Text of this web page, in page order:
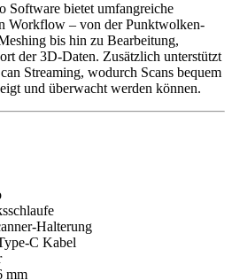
Software bietet umfangreiche
Workflow – von der Punktwolken-
bis hin zu Bearbeitung,
der 3D-Daten. Zusätzlich unterstützt
Streaming, wodurch Scans bequem
und überwacht werden können.
Halterung
C Kabel
mm